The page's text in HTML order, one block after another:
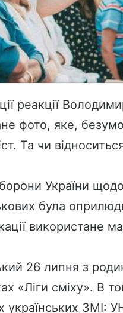
реакції
фото, яке,
Та чи
України щодо
була
використане
26 липня з
«Ліги сміху». В
українських ЗМІ: